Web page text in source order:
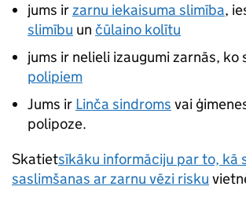
jums irzarnu iekaisuma slimība,
slimību un čūlaino kolītu
jums ir nelieli izaugumi zarnās, ko
polipiem
Jums ir Linča sindroms vai
polipoze.
Skatietsīkāku informāciju par to, kā
saslimšanas ar zarnu vēzi risku